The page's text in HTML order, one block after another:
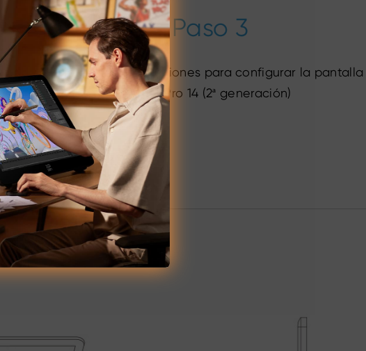
Paso 3
Siga estas instrucciones para configurar la pantalla
Artist Pro 14 (2ª generación)